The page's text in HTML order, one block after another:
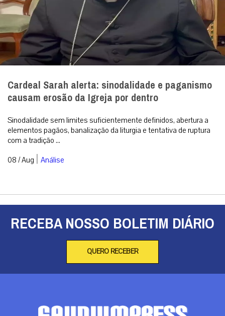
Cardeal Sarah alerta: sinodalidade e paganismo
causam erosão da Igreja por dentro
Sinodalidade sem limites suficientemente definidos, abertura a
elementos pagãos, banalização da liturgia e tentativa de ruptura
com a tradição ...
08 / Aug | Análise
RECEBA NOSSO BOLETIM DIÁRIO
QUERO RECEBER